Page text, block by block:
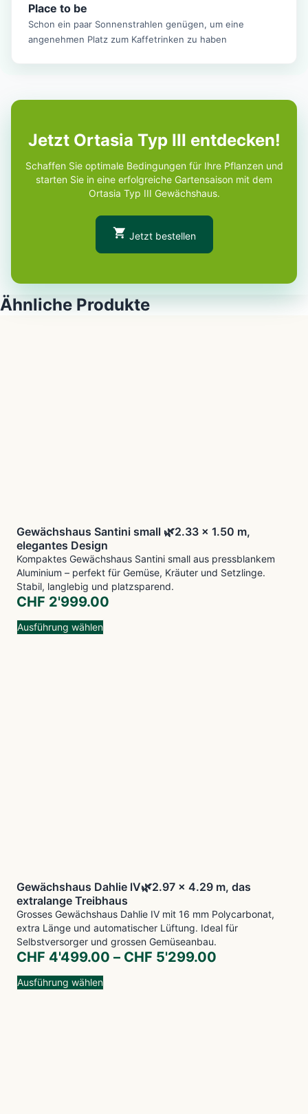
Place to be
Schon ein paar Sonnenstrahlen genügen, um eine
angenehmen Platz zum Kaffetrinken zu haben
Jetzt Ortasia Typ III entdecken!
Schaffen Sie optimale Bedingungen für Ihre Pflanzen und
starten Sie in eine erfolgreiche Gartensaison mit dem
Ortasia Typ III Gewächshaus.
Jetzt bestellen
Ähnliche Produkte
Gewächshaus Santini small 🌿2.33 x 1.50 m,
elegantes Design
Kompaktes Gewächshaus Santini small aus pressblankem
Aluminium – perfekt für Gemüse, Kräuter und Setzlinge.
Stabil, langlebig und platzsparend.
CHF 2'999.00
Ausführung wählen
Gewächshaus Dahlie lV🌿2.97 x 4.29 m, das
extralange Treibhaus
Grosses Gewächshaus Dahlie IV mit 16 mm Polycarbonat,
extra Länge und automatischer Lüftung. Ideal für
Selbstversorger und grossen Gemüseanbau.
CHF 4'499.00 – CHF 5'299.00
Ausführung wählen